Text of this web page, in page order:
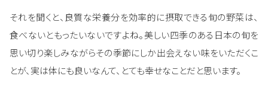
それを聞くと、良質な栄養分を効率的に摂取できる旬の野菜は、
食べないともったいないですよね。美しい四季のある日本の旬を
思い切り楽しみながらその季節にしか出会えない味をいただくこ
とが、実は体にも良いなんて、とても幸せなことだと思います。